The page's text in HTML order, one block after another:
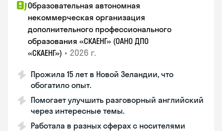
Образовательная автономная
некоммерческая организация
дополнительного профессионального
образования «СКАЕНГ» (ОАНО ДПО
«СКАЕНГ») • 2026 г.
Прожила 15 лет в Новой Зеландии, что
обогатило опыт.
Помогает улучшить разговорный английский
через интересные темы.
Работала в разных сферах с носителями